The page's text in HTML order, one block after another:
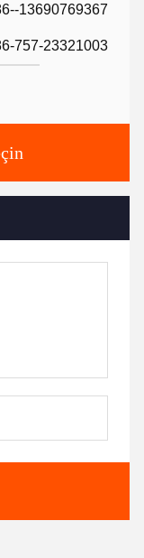
13690769367
757-23321003